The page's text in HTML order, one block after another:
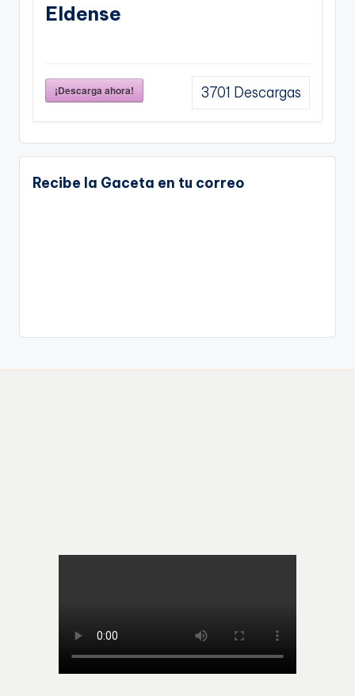
Eldense
¡Descarga ahora! 3701 Descargas
Recibe la Gaceta en tu correo